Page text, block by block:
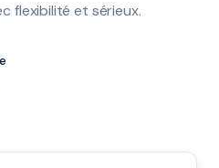
flexibilité et sérieux.